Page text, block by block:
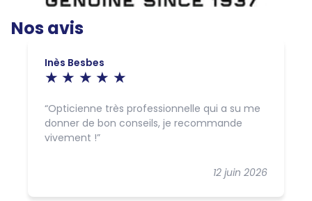
Nos avis
Inès Besbes
12 juin 2026
Opticienne très professionnelle qui a su me
donner de bon conseils, je recommande
vivement !